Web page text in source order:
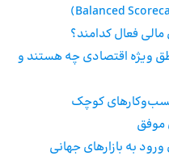
فعال کدامند؟
ویژه اقتصادی چه هستند و
موفق
ورود به بازارهای جهانی